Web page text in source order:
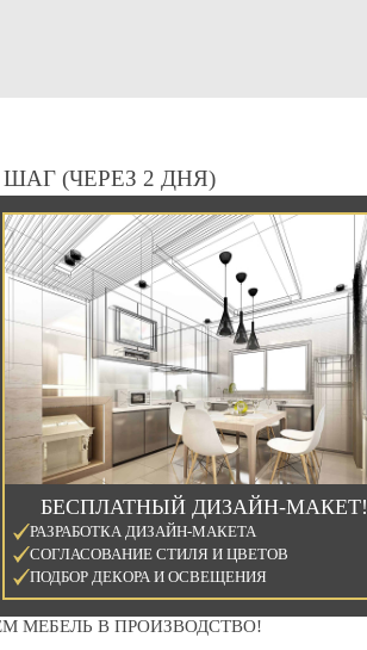
ШАГ (ЧЕРЕЗ 2 ДНЯ)
БЕСПЛАТНЫЙ ДИЗАЙН-МАКЕТ!
РАЗРАБОТКА ДИЗАЙН-МАКЕТА
СОГЛАСОВАНИЕ СТИЛЯ И ЦВЕТОВ
ПОДБОР ДЕКОРА И ОСВЕЩЕНИЯ
МЕБЕЛЬ В ПРОИЗВОДСТВО!